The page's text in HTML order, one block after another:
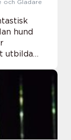
hund
utbilda